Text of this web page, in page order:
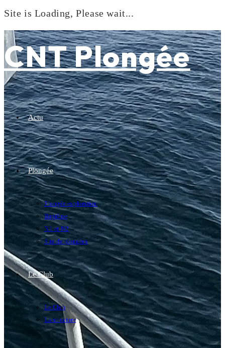
Site is Loading, Please wait...
to
content
CNT Plongée
Actu
Plongée
Plongée exploration
Baptême
N1 et N2
Site de plongées
Le Club
Le Club
La structure